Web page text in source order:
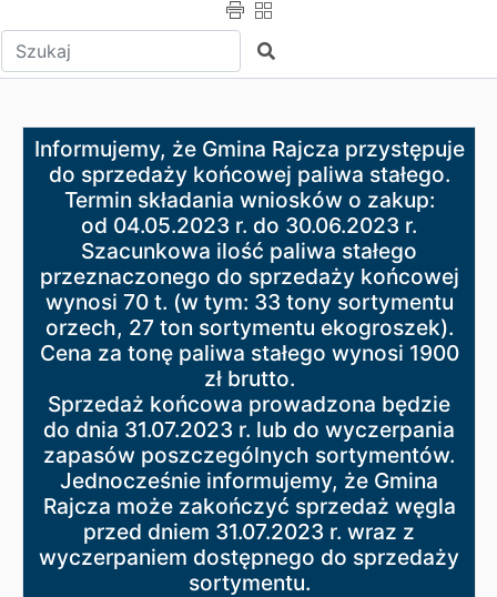
Wpisz tekst do wyszukania Szukaj
Informujemy, że Gmina Rajcza przystępuje do
Termin składania wniosków o zakup:
od 04.05.2023 r. do 30.06.2023 r.
Szacunkowa ilość paliwa stałego przeznaczonego
Cena za tonę paliwa stałego wynosi 1900 zł brutto.
Sprzedaż końcowa prowadzona będzie do dnia
Jednocześnie informujemy, że Gmina Rajcza może
Informujemy, że Gmina Rajcza przystępuje
do sprzedaży końcowej paliwa stałego.
Termin składania wniosków o zakup:
od 04.05.2023 r. do 30.06.2023 r.
Szacunkowa ilość paliwa stałego
przeznaczonego do sprzedaży końcowej
wynosi 70 t. (w tym: 33 tony sortymentu
orzech, 27 ton sortymentu ekogroszek).
Cena za tonę paliwa stałego wynosi 1900
zł brutto.
Sprzedaż końcowa prowadzona będzie
do dnia 31.07.2023 r. lub do wyczerpania
zapasów poszczególnych sortymentów.
Jednocześnie informujemy, że Gmina
Rajcza może zakończyć sprzedaż węgla
przed dniem 31.07.2023 r. wraz z
wyczerpaniem dostępnego do sprzedaży
sortymentu.